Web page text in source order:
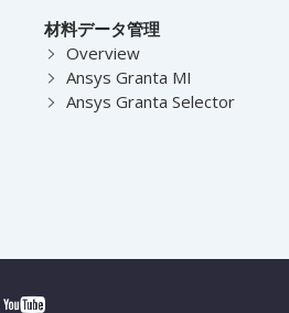
材料データ管理
Overview
Ansys Granta MI
Ansys Granta Selector